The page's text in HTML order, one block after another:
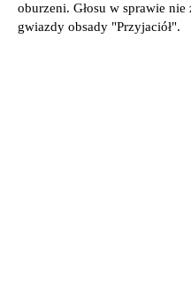
oburzeni. Głosu w sprawie nie
gwiazdy obsady "Przyjaciół".